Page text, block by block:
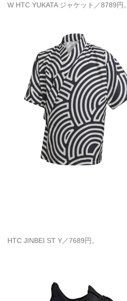
W HTC YUKATA ジャケット／8789円。
HTC JINBEI ST Y／7689円。